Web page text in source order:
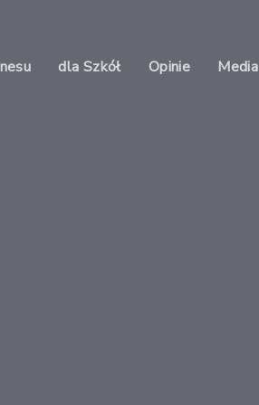
dla Szkół Opinie Media